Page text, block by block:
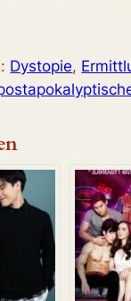
Dystopie,